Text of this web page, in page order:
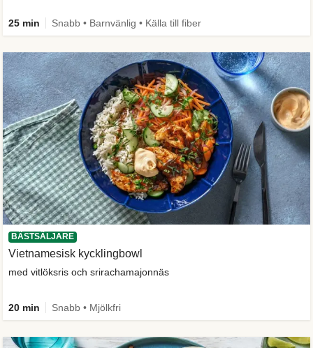
25 min Snabb • Barnvänlig • Källa till fiber
BÄSTSÄLJARE
Vietnamesisk kycklingbowl
med vitlöksris och srirachamajonnäs
20 min Snabb • Mjölkfri